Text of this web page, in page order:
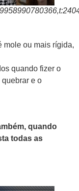
mole ou mais rígida,
quando fizer o
e o
quando
todas as